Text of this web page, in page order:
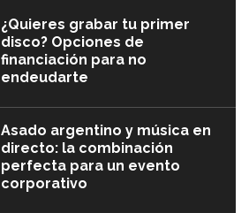
¿Quieres grabar tu primer
disco? Opciones de
financiación para no
endeudarte
Asado argentino y música en
directo: la combinación
perfecta para un evento
corporativo